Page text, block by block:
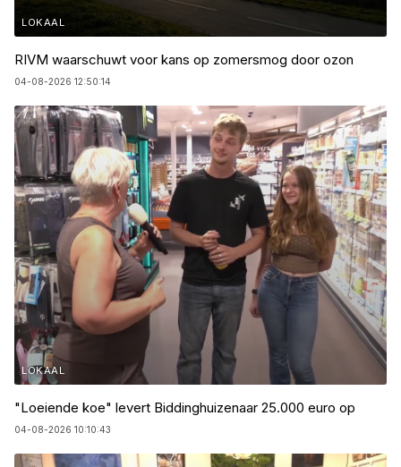
LOKAAL
RIVM waarschuwt voor kans op zomersmog door ozon
04-08-2026 12:50:14
LOKAAL
"Loeiende koe" levert Biddinghuizenaar 25.000 euro op
04-08-2026 10:10:43